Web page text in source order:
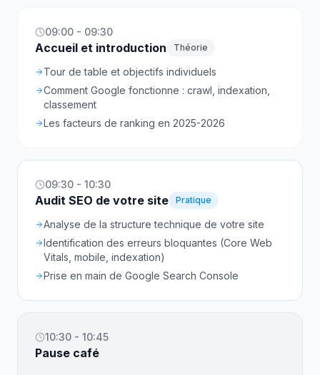
09:00 - 09:30
Accueil et introduction Théorie
Tour de table et objectifs individuels
Comment Google fonctionne : crawl, indexation,
classement
Les facteurs de ranking en 2025-2026
09:30 - 10:30
Audit SEO de votre site Pratique
Analyse de la structure technique de votre site
Identification des erreurs bloquantes (Core Web
Vitals, mobile, indexation)
Prise en main de Google Search Console
10:30 - 10:45
Pause café